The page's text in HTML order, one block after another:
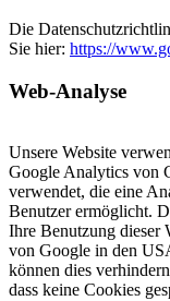
Die
Sie hier: https://
Web-Analyse
Unsere Website
Google Analytics von
verwendet, die eine
Benutzer ermöglicht.
Ihre Benutzung dieser
von Google in den
können dies
dass keine Cookies